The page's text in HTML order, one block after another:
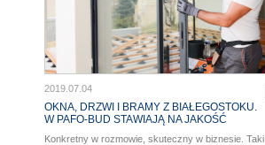
2019.07.04
OKNA, DRZWI I BRAMY Z BIAŁEGOSTOKU.
W PAFO-BUD STAWIAJĄ NA JAKOŚĆ
Konkretny w rozmowie, skuteczny w biznesie. Taki